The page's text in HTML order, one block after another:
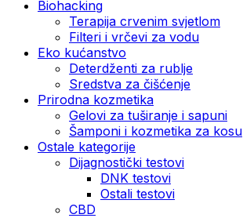
Biohacking
Terapija crvenim svjetlom
Filteri i vrčevi za vodu
Eko kućanstvo
Deterdženti za rublje
Sredstva za čišćenje
Prirodna kozmetika
Gelovi za tuširanje i sapuni
Šamponi i kozmetika za kosu
Ostale kategorije
Dijagnostički testovi
DNK testovi
Ostali testovi
CBD